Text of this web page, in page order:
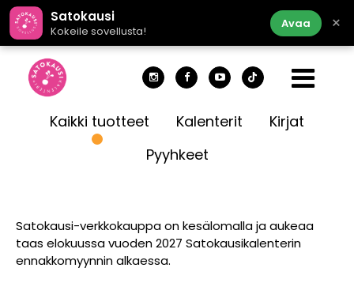
Satokausi
Kokeile sovellusta!
Avaa ×
Kaikki tuotteet Kalenterit
Kirjat
Pyyhkeet
Satokausi-verkkokauppa on kesälomalla ja aukeaa
taas elokuussa vuoden 2027 Satokausikalenterin
ennakkomyynnin alkaessa.